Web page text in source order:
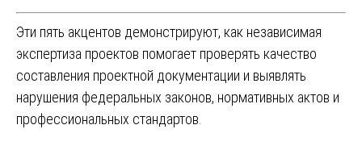
Эти пять акцентов демонстрируют, как независимая
экспертиза проектов помогает проверять качество
составления проектной документации и выявлять
нарушения федеральных законов, нормативных актов и
профессиональных стандартов.